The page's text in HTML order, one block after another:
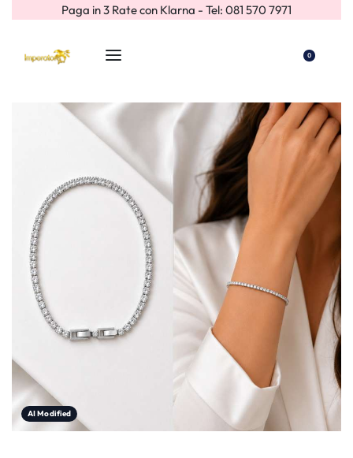
Paga in 3 Rate con Klarna - Tel: 081 570 7971
0
AI Modified